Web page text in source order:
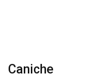
Caniche